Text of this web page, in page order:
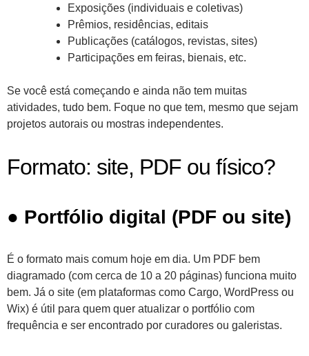
Exposições (individuais e coletivas)
Prêmios, residências, editais
Publicações (catálogos, revistas, sites)
Participações em feiras, bienais, etc.
Se você está começando e ainda não tem muitas
atividades, tudo bem. Foque no que tem, mesmo que sejam
projetos autorais ou mostras independentes.
Formato: site, PDF ou físico?
● Portfólio digital (PDF ou site)
É o formato mais comum hoje em dia. Um PDF bem
diagramado (com cerca de 10 a 20 páginas) funciona muito
bem. Já o site (em plataformas como Cargo, WordPress ou
Wix) é útil para quem quer atualizar o portfólio com
frequência e ser encontrado por curadores ou galeristas.